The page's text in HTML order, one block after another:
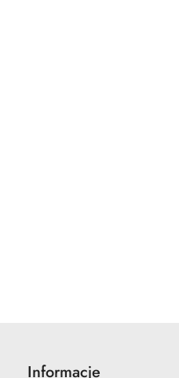
Informacje